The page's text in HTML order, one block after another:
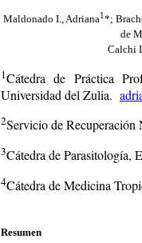
Maldonado I., Adriana1*;
de
Calchi
1Cátedra de Práctica
Universidad del Zulia.
2Servicio de
3Cátedra de Parasitología,
4Cátedra de Medicina
Resumen